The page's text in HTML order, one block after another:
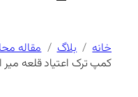
خانه بلاگ
مقاله
کمپ ترک اعتیاد قلعه میر